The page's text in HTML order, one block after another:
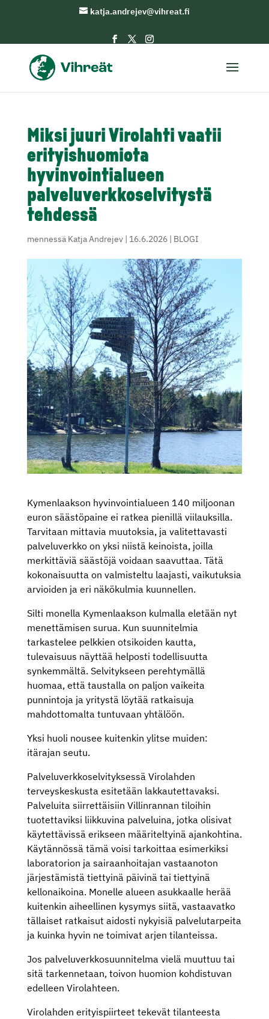
katja.andrejev@vihreat.fi
Miksi juuri Virolahti vaatii
erityishuomiota
hyvinvointialueen
palveluverkkoselvitystä
tehdessä
mennessä Katja Andrejev| 16.6.2026| BLOGI
Kymenlaakson hyvinvointialueen 140 miljoonan
euron säästöpaine ei ratkea pienillä viilauksilla.
Tarvitaan mittavia muutoksia, ja valitettavasti
palveluverkko on yksi niistä keinoista, joilla
merkittäviä säästöjä voidaan saavuttaa. Tätä
kokonaisuutta on valmisteltu laajasti, vaikutuksia
arvioiden ja eri näkökulmia kuunnellen.
Silti monella Kymenlaakson kulmalla eletään nyt
menettämisen surua. Kun suunnitelmia
tarkastelee pelkkien otsikoiden kautta,
tulevaisuus näyttää helposti todellisuutta
synkemmältä. Selvitykseen perehtymällä
huomaa, että taustalla on paljon vaikeita
punnintoja ja yritystä löytää ratkaisuja
mahdottomalta tuntuvaan yhtälöön.
Yksi huoli nousee kuitenkin ylitse muiden:
itärajan seutu.
Palveluverkkoselvityksessä Virolahden
terveyskeskusta esitetään lakkautettavaksi.
Palveluita siirrettäisiin Villinrannan tiloihin
tuotettaviksi liikkuvina palveluina, jotka olisivat
käytettävissä erikseen määriteltyinä ajankohtina.
Käytännössä tämä voisi tarkoittaa esimerkiksi
laboratorion ja sairaanhoitajan vastaanoton
järjestämistä tiettyinä päivinä tai tiettyinä
kellonaikoina. Monelle alueen asukkaalle herää
kuitenkin aiheellinen kysymys siitä, vastaavatko
tällaiset ratkaisut aidosti nykyisiä palvelutarpeita
ja kuinka hyvin ne toimivat arjen tilanteissa.
Jos palveluverkkosuunnitelma vielä muuttuu tai
sitä tarkennetaan, toivon huomion kohdistuvan
edelleen Virolahteen.
Virolahden erityispiirteet tekevät tilanteesta